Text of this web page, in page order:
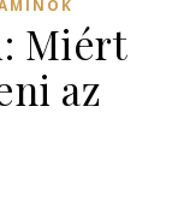
Miért
az